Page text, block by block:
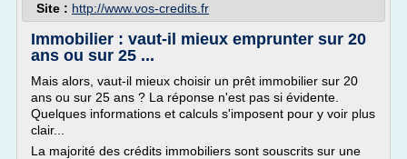
Site : http://www.vos-credits.fr
Immobilier : vaut-il mieux emprunter sur 20
ans ou sur 25 ...
Mais alors, vaut-il mieux choisir un prêt immobilier sur 20
ans ou sur 25 ans ? La réponse n'est pas si évidente.
Quelques informations et calculs s'imposent pour y voir plus
clair...
La majorité des crédits immobiliers sont souscrits sur une